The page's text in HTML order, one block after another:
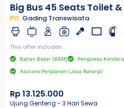
Big Bus 45 Seats Toilet
PO. Gading Transwisata
This offer includes:
Bahan Bakar (BBM) Pengawas
Asuransi Perjalanan (Jasa Raharja)
Rp 13.125.000
Ujung Genteng - 3 Hari Sewa